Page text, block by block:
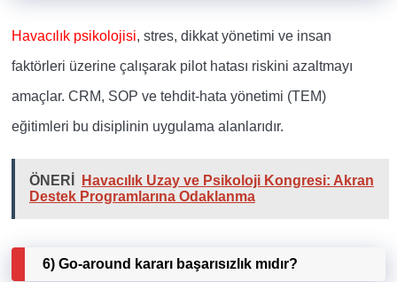
Havacılık psikolojisi, stres, dikkat yönetimi ve insan
faktörleri üzerine çalışarak pilot hatası riskini azaltmayı
amaçlar. CRM, SOP ve tehdit-hata yönetimi (TEM)
eğitimleri bu disiplinin uygulama alanlarıdır.
ÖNERİ
Havacılık Uzay ve Psikoloji Kongresi: Akran
Destek Programlarına Odaklanma
6) Go-around kararı başarısızlık mıdır?